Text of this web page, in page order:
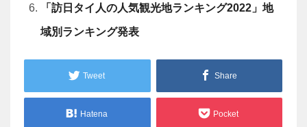
「訪日タイ人の人気観光地ランキング2022」地
域別ランキング発表
Tweet Share
Hatena Pocket